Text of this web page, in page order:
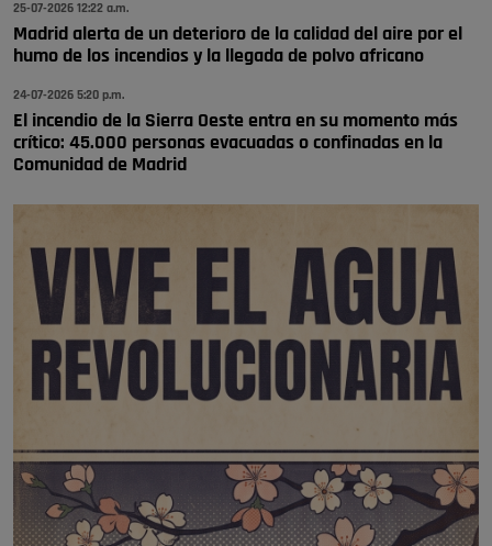
se va porke no tiene piscina 🤪🤪🤪
Pozuelo de Alarcón
🔴 EXCLUSIVA | El comisario de la …
25-07-2026 12:22 a.m.
Madrid alerta de un deterioro de la calidad del aire por el
humo de los incendios y la llegada de polvo africano
24-07-2026 5:20 p.m.
El incendio de la Sierra Oeste entra en su momento más
crítico: 45.000 personas evacuadas o confinadas en la
Comunidad de Madrid